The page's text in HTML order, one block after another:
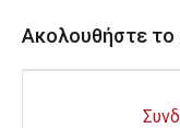
Ακολουθήστε το